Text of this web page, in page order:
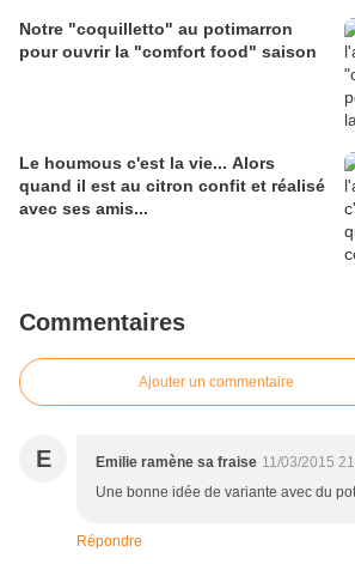
Notre "coquilletto" au potimarron
pour ouvrir la "comfort food" saison
Le houmous c'est la vie... Alors
quand il est au citron confit et réalisé
avec ses amis...
Commentaires
Ajouter un commentaire
E Emilie ramène sa fraise 11/03/2015
Une bonne idée de variante avec du
Répondre